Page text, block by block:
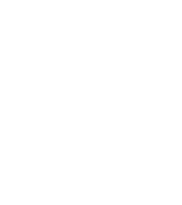
Nicolás Navarro
Diputación de
a una Consejería
pero con grandes